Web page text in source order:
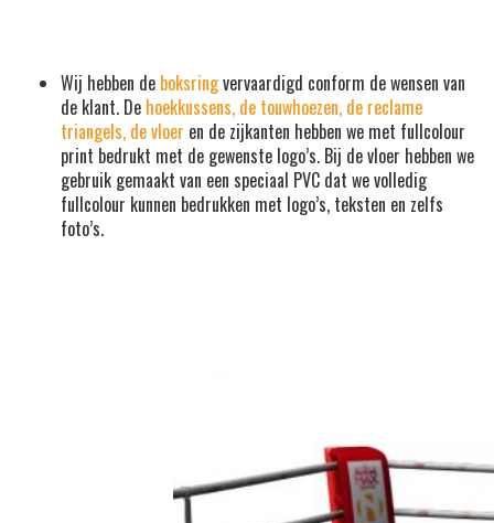
Wij hebben de boksringvervaardigd conform de wensen van
de klant. De hoekkussens, de touwhoezen, de reclame
triangels, de vloer en de zijkanten hebben we met fullcolour
print bedrukt met de gewenste logo’s. Bij de vloer hebben we
gebruik gemaakt van een speciaal PVC dat we volledig
fullcolour kunnen bedrukken met logo’s, teksten en zelfs
foto’s.